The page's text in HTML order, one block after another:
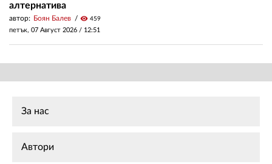
алтернатива
автор: Боян Балев visibility 459
петък, 07 Август 2026 / 12:51
За нас
Автори